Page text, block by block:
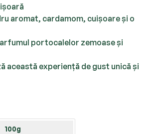
aromat, cardamom, cuișoare și o
portocalelor zemoase și
această experiență de gust unică și
100g